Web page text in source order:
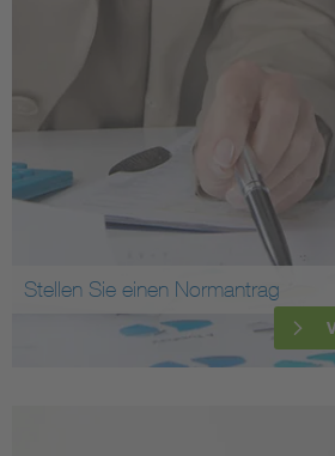
Stellen Sie einen Normantrag